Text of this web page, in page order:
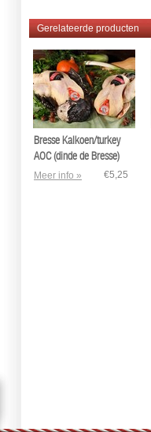
Gerelateerde producten
Bresse Kalkoen/turkey
AOC (dinde de Bresse)
Meer info » €5,25